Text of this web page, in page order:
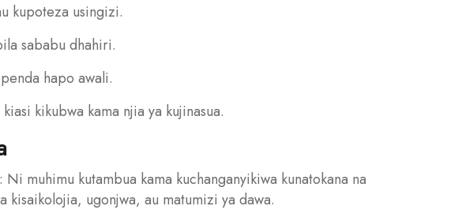
kupoteza usingizi.
sababu dhahiri.
hapo awali.
kikubwa kama njia ya kujinasua.
Ni muhimu kutambua kama kuchanganyikiwa kunatokana na
kisaikolojia, ugonjwa, au matumizi ya dawa.